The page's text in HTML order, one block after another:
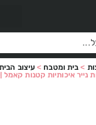
> בית ומטבח > עיצוב
נייר איכותיות קטנות קאמל |20 יחידות